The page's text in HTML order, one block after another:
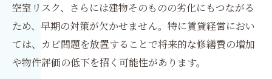
空室リスク、さらには建物そのものの劣化にもつながる
ため、早期の対策が欠かせません。特に賃貸経営におい
ては、カビ問題を放置することで将来的な修繕費の増加
や物件評価の低下を招く可能性があります。